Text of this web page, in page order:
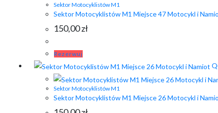
Sektor Motocyklistów M1
Sektor Motocyklistów M1 Miejsce 47 Motocykl i
150,00zł
Rezerwuj
Sektor Motocyklistów M1
Sektor Motocyklistów M1 Miejsce 26 Motocykl i